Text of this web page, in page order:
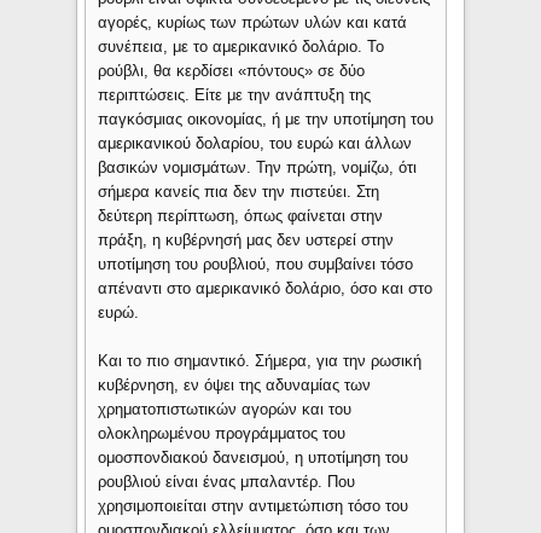
αγορές, κυρίως των πρώτων υλών και κατά
συνέπεια, με το αμερικανικό δολάριο. Το
ρούβλι, θα κερδίσει «πόντους» σε δύο
περιπτώσεις. Είτε με την ανάπτυξη της
παγκόσμιας οικονομίας, ή με την υποτίμηση του
αμερικανικού δολαρίου, του ευρώ και άλλων
βασικών νομισμάτων. Την πρώτη, νομίζω, ότι
σήμερα κανείς πια δεν την πιστεύει. Στη
δεύτερη περίπτωση, όπως φαίνεται στην
πράξη, η κυβέρνησή μας δεν υστερεί στην
υποτίμηση του ρουβλιού, που συμβαίνει τόσο
απέναντι στο αμερικανικό δολάριο, όσο και στο
ευρώ.
Και το πιο σημαντικό. Σήμερα, για την ρωσική
κυβέρνηση, εν όψει της αδυναμίας των
χρηματοπιστωτικών αγορών και του
ολοκληρωμένου προγράμματος του
ομοσπονδιακού δανεισμού, η υποτίμηση του
ρουβλιού είναι ένας μπαλαντέρ. Που
χρησιμοποιείται στην αντιμετώπιση τόσο του